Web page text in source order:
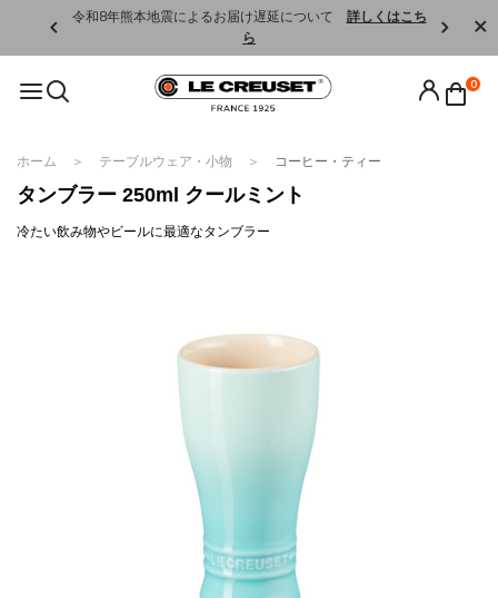
令和8年熊本地震によるお届け遅延について 詳しくはこち
ら
0
ホーム テーブルウェア・小物 コーヒー・ティー
タンブラー 250ml クールミント
冷たい飲み物やビールに最適なタンブラー